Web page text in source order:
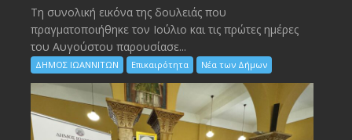
Τη συνολική εικόνα της δουλειάς που
πραγματοποιήθηκε τον Ιούλιο και τις πρώτες ημέρες
του Αυγούστου παρουσίασε...
ΔΗΜΟΣ ΙΩΑΝΝΙΤΩΝ Επικαιρότητα Νέα των Δήμων